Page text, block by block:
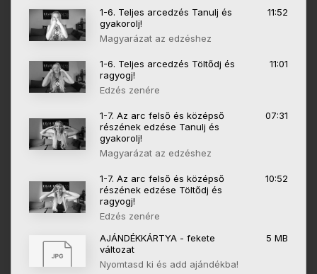
1-6. Teljes arcedzés Tanulj és
gyakorolj!
11:52
Magyarázat az edzéshez
1-6. Teljes arcedzés Töltődj és
ragyogj!
11:01
Edzés zenére
1-7. Az arc felső és középső
részének edzése Tanulj és
gyakorolj!
07:31
Magyarázat az edzéshez
1-7. Az arc felső és középső
részének edzése Töltődj és
ragyogj!
10:52
Edzés zenére
AJÁNDÉKKÁRTYA - fekete
változat
5 MB
Nyomtasd ki és add ajándékba!